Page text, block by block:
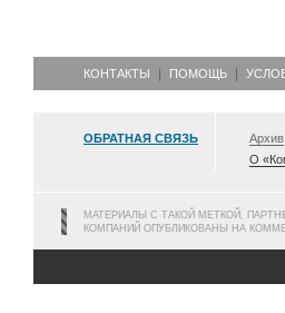
КОНТАКТЫ ПОМОЩЬ
ОБРАТНАЯ СВЯЗЬ Архив
О
МАТЕРИАЛЫ С ТАКОЙ МЕТКОЙ,
КОМПАНИЙ ОПУБЛИКОВАНЫ НА